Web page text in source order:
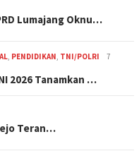
Lumajang Oknu…
, PENDIDIKAN, TNI/POLRI
7
2026 Tanamkan …
Teran…